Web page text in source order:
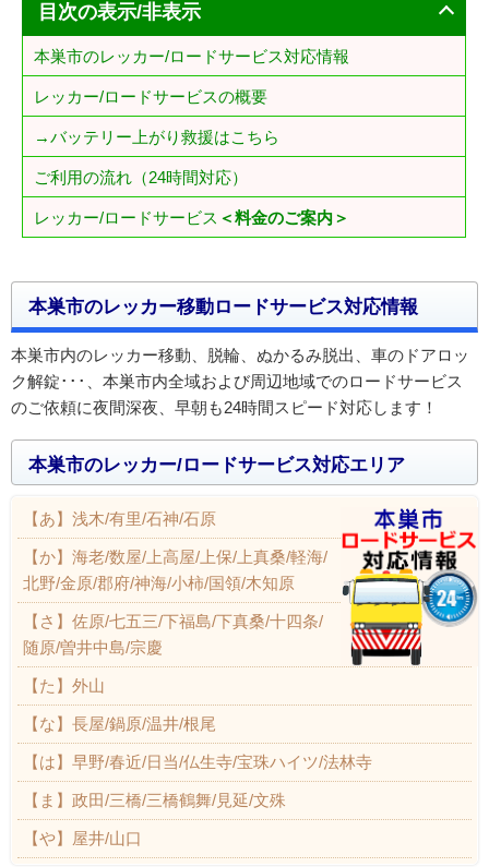
目次の表示/非表示
本巣市のレッカー/ロードサービス対応情報
レッカー/ロードサービスの概要
→バッテリー上がり救援はこちら
ご利用の流れ（24時間対応）
レッカー/ロードサービス ＜料金のご案内＞
本巣市のレッカー移動ロードサービス対応情報
本巣市内のレッカー移動、脱輪、ぬかるみ脱出、車のドアロッ
ク解錠･･･、本巣市内全域および周辺地域でのロードサービス
のご依頼に夜間深夜、早朝も24時間スピード対応します！
本巣市のレッカー/ロードサービス対応エリア
【あ】浅木/有里/石神/石原
【か】海老/数屋/上高屋/上保/上真桑/軽海/
北野/金原/郡府/神海/小柿/国領/木知原
【さ】佐原/七五三/下福島/下真桑/十四条/
随原/曽井中島/宗慶
【た】外山
【な】長屋/鍋原/温井/根尾
【は】早野/春近/日当/仏生寺/宝珠ハイツ/法林寺
【ま】政田/三橋/三橋鶴舞/見延/文殊
【や】屋井/山口